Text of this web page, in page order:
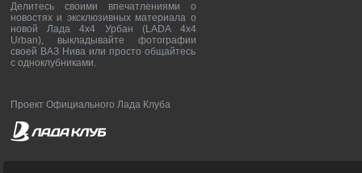
Делитесь своими впечатлениями о
новостях и эксклюзивных материала о
новой Лада 4х4 Урбан (LADA 4x4
Urban), выкладывайте фотографии
своей ВАЗ Нива или просто общайтесь
с одноклубниками.
Проект Официального Лада Клуба